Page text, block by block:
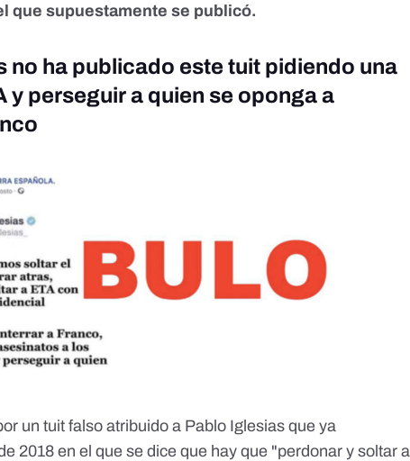
que supuestamente se publicó.
no ha publicado este tuit pidiendo una
y perseguir a quien se oponga a
un tuit falso atribuido a Pablo Iglesias queya
2018 en el que se dice que hay que "perdonar y soltar a